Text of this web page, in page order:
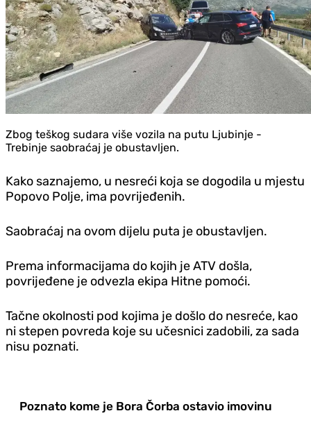
Zbog teškog sudara više vozila na putu Ljubinje -
Trebinje saobraćaj je obustavljen.
Kako saznajemo, u nesreći koja se dogodila u mjestu
Popovo Polje, ima povrijeđenih.
Saobraćaj na ovom dijelu puta je obustavljen.
Prema informacijama do kojih je ATV došla,
povrijeđene je odvezla ekipa Hitne pomoći.
Tačne okolnosti pod kojima je došlo do nesreće, kao
ni stepen povreda koje su učesnici zadobili, za sada
nisu poznati.
Poznato kome je Bora Čorba ostavio imovinu